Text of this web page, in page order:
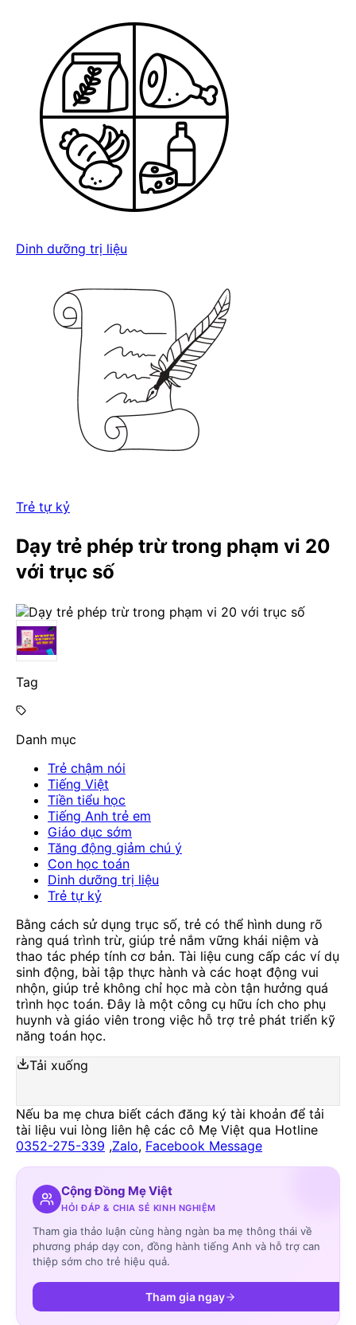
Dinh dưỡng trị liệu
Trẻ tự kỷ
Dạy trẻ phép trừ trong phạm vi 20
với trục số
Tag
Danh mục
Trẻ chậm nói
Tiếng Việt
Tiền tiểu học
Tiếng Anh trẻ em
Giáo dục sớm
Tăng động giảm chú ý
Con học toán
Dinh dưỡng trị liệu
Trẻ tự kỷ
Bằng cách sử dụng trục số, trẻ có thể hình dung rõ
ràng quá trình trừ, giúp trẻ nắm vững khái niệm và
thao tác phép tính cơ bản. Tài liệu cung cấp các ví dụ
sinh động, bài tập thực hành và các hoạt động vui
nhộn, giúp trẻ không chỉ học mà còn tận hưởng quá
trình học toán. Đây là một công cụ hữu ích cho phụ
huynh và giáo viên trong việc hỗ trợ trẻ phát triển kỹ
năng toán học.
Tải xuống
Nếu ba mẹ chưa biết cách đăng ký tài khoản để tải
tài liệu vui lòng liên hệ các cô Mẹ Việt qua Hotline
0352-275-339 ,Zalo, Facebook Message
Cộng Đồng Mẹ Việt
HỎI ĐÁP & CHIA SẺ KINH NGHIỆM
Tham gia thảo luận cùng hàng ngàn ba mẹ thông thái về
phương pháp dạy con, đồng hành tiếng Anh và hỗ trợ can
thiệp sớm cho trẻ hiệu quả.
Tham gia ngay